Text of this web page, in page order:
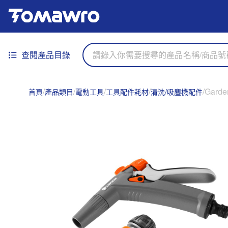
查閱產品目錄
首頁 產品類目 電動工具 工具配件耗材 清洗/吸塵機配件